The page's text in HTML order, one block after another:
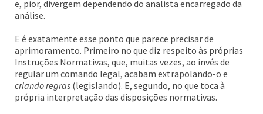
e, pior, divergem dependendo do analista encarregado da
análise.
E é exatamente esse ponto que parece precisar de
aprimoramento. Primeiro no que diz respeito às próprias
Instruções Normativas, que, muitas vezes, ao invés de
regular um comando legal, acabam extrapolando-o e
criando regras (legislando). E, segundo, no que toca à
própria interpretação das disposições normativas.